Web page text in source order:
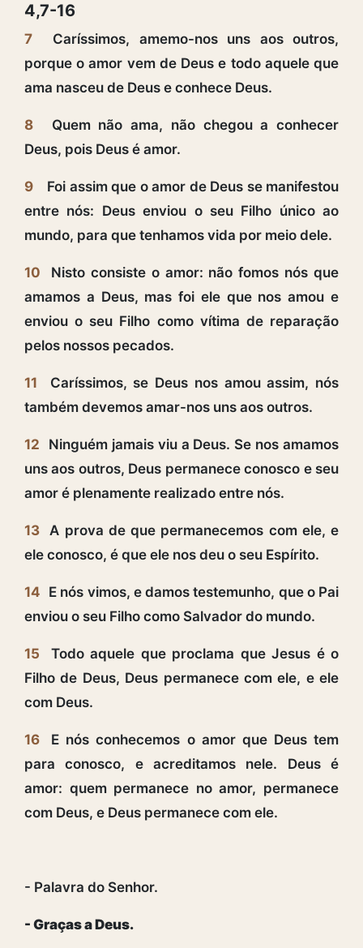
4,7-16
7
Caríssimos, amemo-nos uns aos outros,
porque o amor vem de Deus e todo aquele que
ama nasceu de Deus e conhece Deus.
8
Quem não ama, não chegou a conhecer
Deus, pois Deus é amor.
9
Foi assim que o amor de Deus se manifestou
entre nós: Deus enviou o seu Filho único ao
mundo, para que tenhamos vida por meio dele.
10
Nisto consiste o amor: não fomos nós que
amamos a Deus, mas foi ele que nos amou e
enviou o seu Filho como vítima de reparação
pelos nossos pecados.
11
Caríssimos, se Deus nos amou assim, nós
também devemos amar-nos uns aos outros.
12
Ninguém jamais viu a Deus. Se nos amamos
uns aos outros, Deus permanece conosco e seu
amor é plenamente realizado entre nós.
13
A prova de que permanecemos com ele, e
ele conosco, é que ele nos deu o seu Espírito.
14 E nós vimos, e damos testemunho, que o Pai
enviou o seu Filho como Salvador do mundo.
15
Todo aquele que proclama que Jesus é o
Filho de Deus, Deus permanece com ele, e ele
com Deus.
16
E nós conhecemos o amor que Deus tem
para conosco, e acreditamos nele. Deus é
amor: quem permanece no amor, permanece
com Deus, e Deus permanece com ele.
- Palavra do Senhor.
- Graças a Deus.